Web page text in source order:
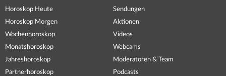
Horoskop Heute
Horoskop Morgen
Wochenhoroskop
Monatshoroskop
Jahreshoroskop
Partnerhoroskop
Sendungen
Aktionen
Videos
Webcams
Moderatoren & Team
Podcasts